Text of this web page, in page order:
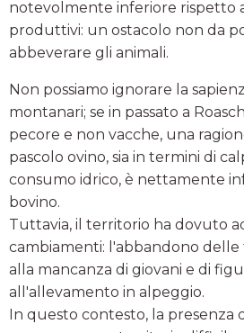
notevolmente inferiore rispetto
produttivi: un ostacolo non da
abbeverare gli animali.
Non possiamo ignorare la
montanari; se in passato a
pecore e non vacche, una
pascolo ovino, sia in termini di
consumo idrico, è nettamente
bovino.
Tuttavia, il territorio ha dovuto
cambiamenti: l'abbandono
alla mancanza di giovani e di
all'allevamento in alpeggio.
In questo contesto, la presenza